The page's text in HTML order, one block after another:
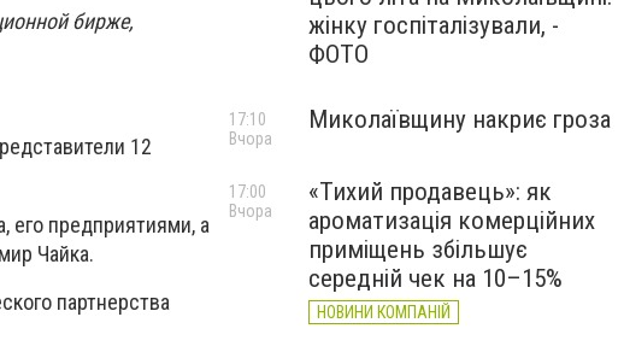
бирже,
12
его предприятиями, а
Чайка.
партнерства
жінку госпіталізували, -
ФОТО
Миколаївщину накриє гроза
17:10
Вчора
«Тихий продавець»: як
ароматизація комерційних
приміщень збільшує
середній чек на 10–15%
НОВИНИ КОМПАНІЙ
17:00
Вчора